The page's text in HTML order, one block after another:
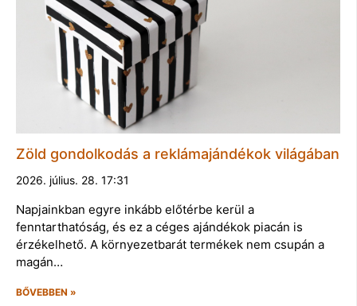
Zöld gondolkodás a reklámajándékok világában
2026. július. 28. 17:31
Napjainkban egyre inkább előtérbe kerül a
fenntarthatóság, és ez a céges ajándékok piacán is
érzékelhető. A környezetbarát termékek nem csupán a
magán…
BŐVEBBEN »